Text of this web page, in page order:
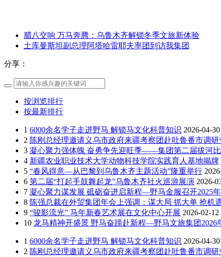
腊八交响 万马奔腾：乌鲁木齐解锁冬季文旅新体验
土库曼斯坦副总理阿塔哈雷耶夫率团到访我集团
分享：
按浏览排行
按最新排行
1 6000余名学子走进野马 解锁马文化科普知识 2026-04-30
2 陈刚总经理邀请义乌市政府来疆考察团赴吐鲁番市调研
3 凝心聚力强体魄 奋勇争先迎旺季——集团第二届拔河
4 新疆农业职业技术大学动物科技学院实践育人基地揭牌
5 “春风得意—从巴黎到乌鲁木齐主题活动”隆重举行
6 第二届“打起手鼓舞起龙”乌鲁木齐社火巡游展演 2026-
7 凝心聚力谋发展 砥砺奋进启新程—野马金服召开2025
8 陈强总裁在外贸集团年会上强调：谋大局 抓大单 抢机
9 “骏影流光” 马年新春艺术展在文化中心开展 2026-02-12
10 龙马精神开盛景 野马奋蹄赴新程—野马文旅集团2026
1 6000余名学子走进野马 解锁马文化科普知识 2026-04-30
2 陈刚总经理邀请义乌市政府来疆考察团赴吐鲁番市调研